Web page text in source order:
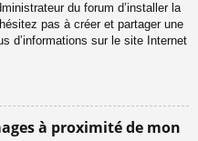
du forum d’installer la
pas à créer et partager une
d’informations sur le site Internet
à proximité de mon